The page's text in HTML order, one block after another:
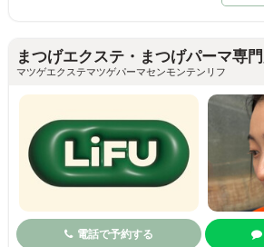
まつげエクステ・まつげパーマ専
マツゲエクステマツゲパーマセンモンテンリフ
電話で予約する